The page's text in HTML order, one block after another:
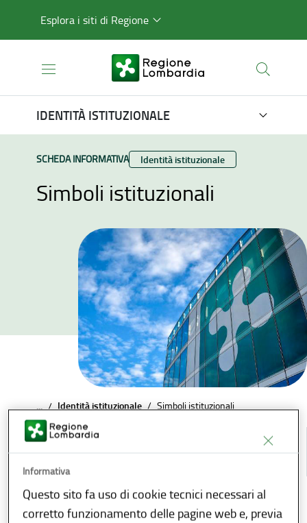
Esplora i siti di Regione
IDENTITÀ ISTITUZIONALE
TIPO CONTENUTO:
SCHEDA INFORMATIVA Categoria:
Identità istituzionale
Simboli istituzionali
... / Identità istituzionale / Simboli istituzionali
Condividi E-reader Download
Informativa
Questo sito fa uso di cookie tecnici necessari al
corretto funzionamento delle pagine web e, previa